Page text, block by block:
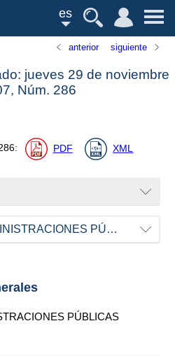
es
anterior siguiente
jueves 29 de noviembre
Núm. 286
: PDF XML
MINISTERIO DE ADMINISTRACIONES PÚBLICAS
PÚBLICAS